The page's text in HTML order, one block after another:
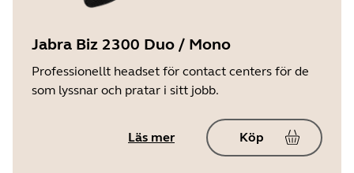
Jabra Biz 2300 Duo / Mono
Professionellt headset för contact centers för de
som lyssnar och pratar i sitt jobb.
Läs mer Köp